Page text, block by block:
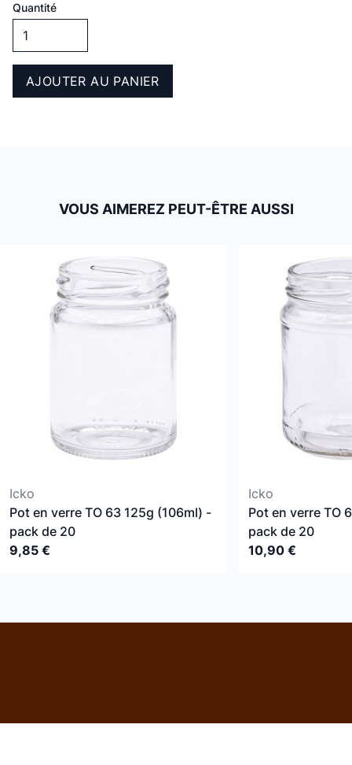
Quantité
AJOUTER AU PANIER
VOUS AIMEREZ PEUT-ÊTRE AUSSI
Icko
Pot en verre TO 63 125g (106ml) -
pack de 20
9,85 €
Icko
Pot en verre TO
pack de 20
10,90 €